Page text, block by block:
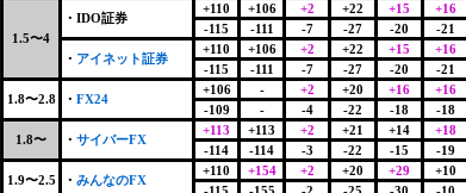
1.5〜4
・IDO証券
+110 +106 +2 +22 +15 +16
-115 -111 -7 -27 -20 -21
・ アイネット証券
+110 +106 +2 +22 +15 +16
-115 -111 -7 -27 -20 -21
1.8〜2.8 ・ FX24
+106 - +2 +20 +16 +16
-109 - -4 -22 -18 -18
1.8〜 ・ サイバーFX
+113 +113 +2 +21 +14 +18
-114 -114 -3 -22 -15 -19
1.9〜2.5 ・ みんなのFX
+110 +154 +2 +20 +29 +10